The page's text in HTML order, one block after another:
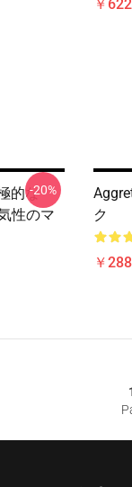
￥
的な
性のマ
-20%
ク
￥